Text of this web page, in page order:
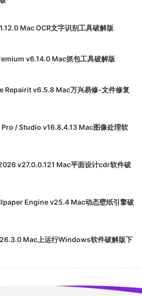
Mac OCR文字识别工具破解版
v6.14.0 Mac抓包工具破解版
Repairit v6.5.8 Mac万兴易修-文件修复
/ Studio v16.8.4.13 Mac图像处理软
v27.0.0.121 Mac平面设计cdr软件破
Engine v25.4 Mac动态壁纸引擎破
Mac上运行Windows软件破解版下